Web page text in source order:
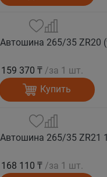
159 370 ₸ /за 1 шт.
Купить
168 110 ₸ /за 1 шт.